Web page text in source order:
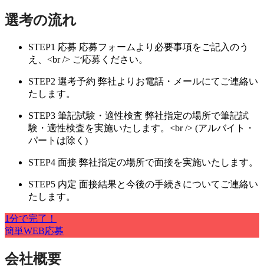
選考の流れ
STEP1 応募 応募フォームより必要事項をご記入のう
え、<br /> ご応募ください。
STEP2 選考予約 弊社よりお電話・メールにてご連絡い
たします。
STEP3 筆記試験・適性検査 弊社指定の場所で筆記試
験・適性検査を実施いたします。<br /> (アルバイト・
パートは除く)
STEP4 面接 弊社指定の場所で面接を実施いたします。
STEP5 内定 面接結果と今後の手続きについてご連絡い
たします。
1分で完了！
簡単WEB応募
会社概要